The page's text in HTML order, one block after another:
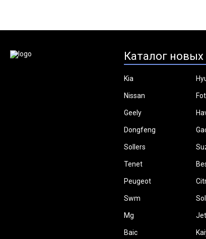
Каталог новых
Kia
Nissan
Geely
Dongfeng
Sollers
Tenet
Peugeot
Swm
Mg
Baic